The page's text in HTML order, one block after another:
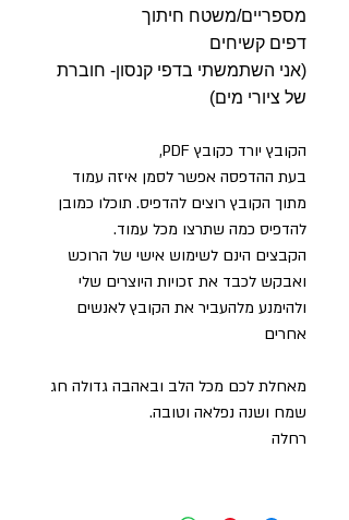
מספריים/משטח חיתוך
דפים קשיחים
(אני השתמשתי בדפי קנסון- חוברת
של ציורי מים)
הקובץ יורד כקובץ PDF,
בעת ההדפסה אפשר לסמן איזה עמוד
מתוך הקובץ רוצים להדפיס. תוכלו כמובן
להדפיס כמה שתרצו מכל עמוד.
הקבצים הינם לשימוש אישי של הרוכש
ואבקש לכבד את זכויות היוצרים שלי
ולהימנע מלהעביר את הקובץ לאנשים
אחרים
מאחלת לכם מכל הלב ובאהבה גדולה חג
שמח ושנה נפלאה וטובה.
רחלה